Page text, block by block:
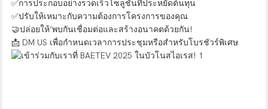
✅การประกอบอย่างรวดเร็วโซลูชั่นที่ประหยัดต้นทุน
✅ปรับให้เหมาะกับความต้องการโครงการของคุณ
🤝ปล่อยให้’พบกันเชื่อมต่อและสร้างอนาคตด้วยกัน!
📩 DM US เพื่อกำหนดเวลาการประชุมหรือสำหรับโบรชัวร์พิเศษ